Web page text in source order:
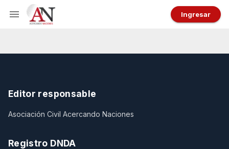
Ingresar
Editor responsable
Asociación Civil Acercando Naciones
Registro DNDA